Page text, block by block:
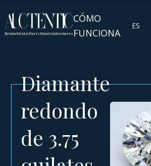
BredaMilánParísMadridAmberes
CÓMO
FUNCIONA
ES
Diamante
redondo
de 3.75